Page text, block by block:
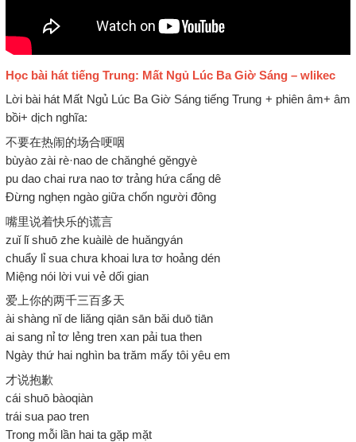
Học bài hát tiếng Trung: Mất Ngủ Lúc Ba Giờ Sáng – wlikec
Lời bài hát Mất Ngủ Lúc Ba Giờ Sáng tiếng Trung + phiên âm+ âm
bồi+ dịch nghĩa:
不要在热闹的场合哽咽
bùyào zài rè·nao de chǎnghé gěngyè
pu dao chai rưa nao tơ trảng hứa cẩng dê
Đừng nghẹn ngào giữa chốn người đông
嘴里说着快乐的谎言
zuǐ lǐ shuō zhe kuàilè de huǎngyán
chuẩy lỉ sua chưa khoai lưa tơ hoảng dén
Miệng nói lời vui vẻ dối gian
爱上你的两千三百多天
ài shàng nǐ de liǎng qiān sān bǎi duō tiān
ai sang nỉ tơ lẻng tren xan pải tua then
Ngày thứ hai nghìn ba trăm mấy tôi yêu em
才说抱歉
cái shuō bàoqiàn
trái sua pao tren
Trong mỗi lần hai ta gặp mặt